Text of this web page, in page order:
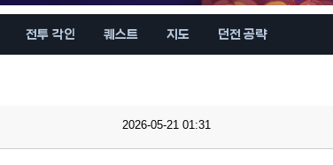
전투 각인 퀘스트 지도 던전 공략
2026-05-21 01:31